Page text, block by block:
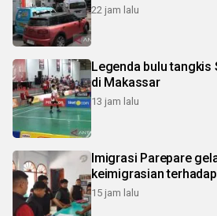
22 jam lalu
Legenda bulu
di Makassar
13 jam lalu
Imigrasi Parepare
keimigrasian
15 jam lalu